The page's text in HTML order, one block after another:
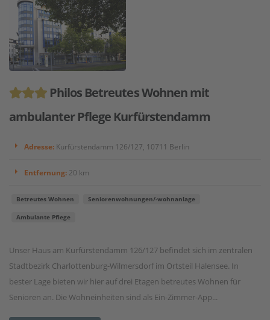
Philos Betreutes Wohnen mit
ambulanter Pflege Kurfürstendamm
Adresse: Kurfürstendamm 126/127, 10711 Berlin
Entfernung: 20 km
Betreutes Wohnen Seniorenwohnungen/-wohnanlage
Ambulante Pflege
Unser Haus am Kurfürstendamm 126/127 befindet sich im zentralen
Stadtbezirk Charlottenburg-Wilmersdorf im Ortsteil Halensee. In
bester Lage bieten wir hier auf drei Etagen betreutes Wohnen für
Senioren an. Die Wohneinheiten sind als Ein-Zimmer-App...